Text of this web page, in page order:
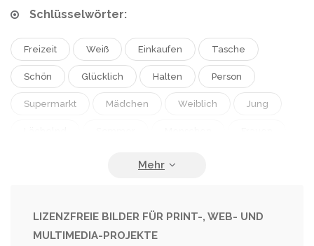
Schlüsselwörter:
Freizeit Weiß Einkaufen Tasche
Schön Glücklich Halten Person
Supermarkt Mädchen Weiblich Jung
Natur
Zwanziger Gesundheit Gesund Natürlich
Lebensmittel Ernährung
LIZENZFREIE BILDER FÜR PRINT-, WEB- UND
MULTIMEDIA-PROJEKTE